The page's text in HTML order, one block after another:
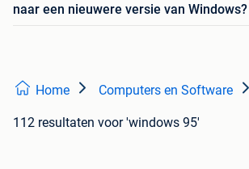
naar een nieuwere versie van Windows?
Home Computers en Software
112 resultaten voor 'windows 95'